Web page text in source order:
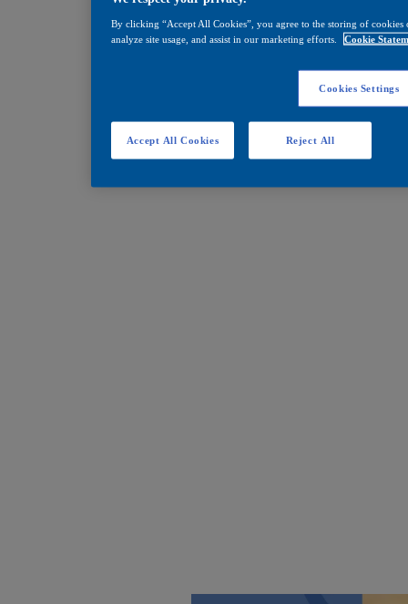
By clicking “Accept All Cookies”, you agree to the storing of
analyze site usage, and assist in our marketing efforts.
Cookie
Cookies Settings
Reject All
Accept All Cookies